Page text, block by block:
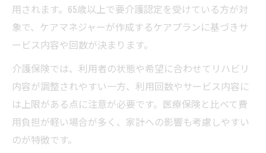
用されます。65歳以上で要介護認定を受けている方が対
象で、ケアマネジャーが作成するケアプランに基づきサ
ービス内容や回数が決まります。
介護保険では、利用者の状態や希望に合わせてリハビリ
内容が調整されやすい一方、利用回数やサービス内容に
は上限がある点に注意が必要です。医療保険と比べて費
用負担が軽い場合が多く、家計への影響も考慮しやすい
のが特徴です。